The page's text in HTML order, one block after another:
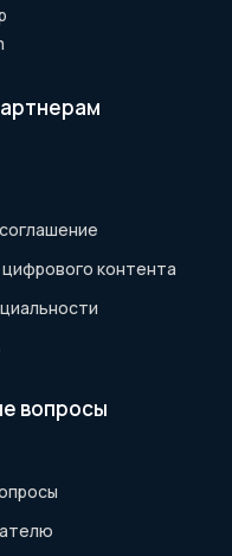
контента
вопросы